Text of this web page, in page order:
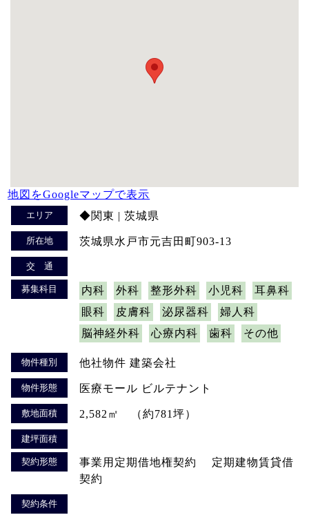
地図をGoogleマップで表示
エリア ◆関東 | 茨城県
所在地 茨城県水戸市元吉田町903-13
交 通
募集科目 内科 外科 整形外科 小児科
耳鼻科
眼科
皮膚科 泌尿器科
婦人科
脳神経外科
心療内科 歯科 その他
物件種別 他社物件 建築会社
物件形態 医療モール ビルテナント
敷地面積 2,582㎡ （約781坪）
建坪面積
契約形態
事業用定期借地権契約 定期建物賃貸借
契約
契約条件